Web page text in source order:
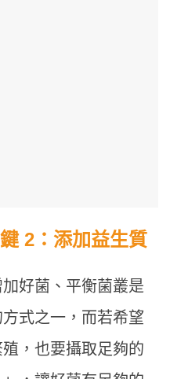
2：添加益生質
好菌、平衡菌叢是
式之一，而若希望
，也要攝取足夠的